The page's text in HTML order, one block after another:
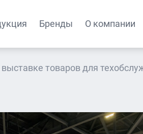
Бренды О компании
товаров для